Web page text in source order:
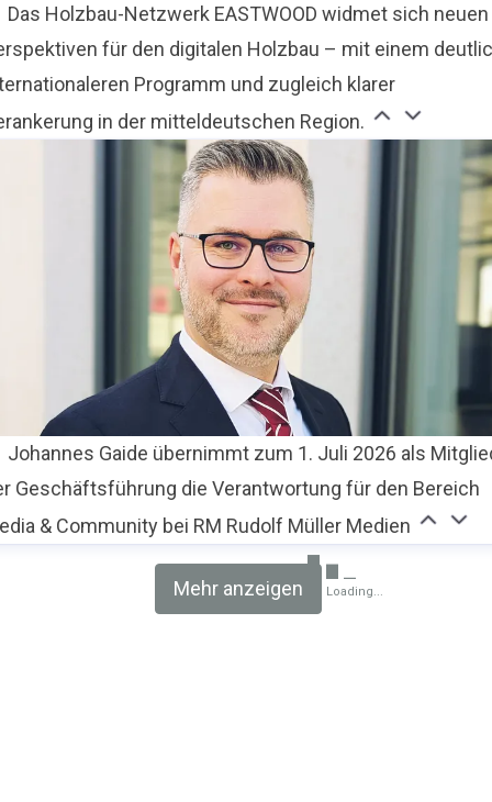
Das Holzbau-Netzwerk EASTWOOD widmet sich neuen
für den digitalen Holzbau – mit einem
Programm und zugleich klarer
in der mitteldeutschen Region.
Johannes Gaide übernimmt zum 1. Juli 2026 als
Geschäftsführung die Verantwortung für den Bereich
& Community bei RM Rudolf Müller Medien
Mehr anzeigen Loading...